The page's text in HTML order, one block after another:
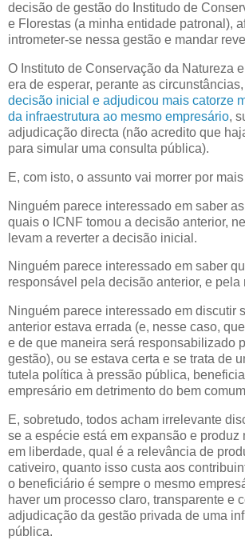
decisão de gestão do Institudo de
e Florestas (a minha entidade patronal),
intrometer-se nessa gestão e mandar
O Instituto de Conservação da Natureza
era de esperar, perante as circunstâncias,
decisão inicial e adjudicou mais catorze
da infraestrutura ao mesmo empresário,
adjudicação directa (não acredito que
para simular uma consulta pública).
E, com isto, o assunto vai morrer por
Ninguém parece interessado em saber
quais o ICNF tomou a decisão anterior,
levam a reverter a decisão inicial.
Ninguém parece interessado em saber
responsável pela decisão anterior, e pela
Ninguém parece interessado em discutir
anterior estava errada (e, nesse caso,
e de que maneira será responsabilizado
gestão), ou se estava certa e se trata de
tutela política à pressão pública,
empresário em detrimento do bem
E, sobretudo, todos acham irrelevante
se a espécie está em expansão e produz
em liberdade, qual é a relevância de
cativeiro, quanto isso custa aos
o beneficiário é sempre o mesmo
haver um processo claro, transparente e
adjudicação da gestão privada de uma
pública.